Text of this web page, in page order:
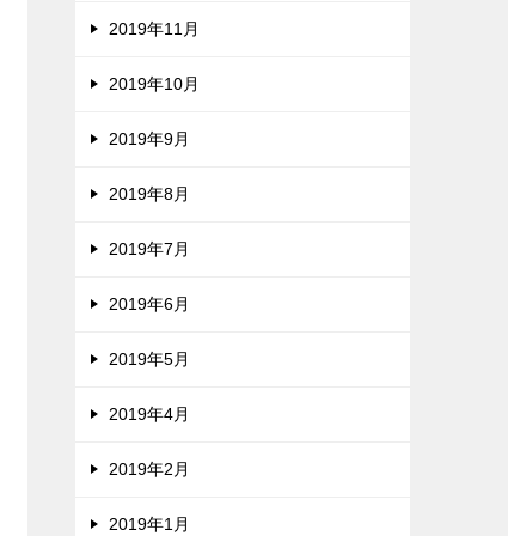
2019年11月
2019年10月
2019年9月
2019年8月
2019年7月
2019年6月
2019年5月
2019年4月
2019年2月
2019年1月